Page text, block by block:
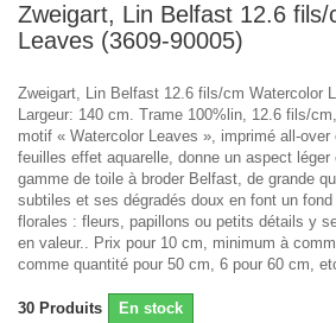
Zweigart, Lin Belfast 12.6
Leaves (3609-90005)
Zweigart, Lin Belfast 12.6 fils/cm Watercolor
Largeur: 140 cm. Trame 100%lin, 12.6 fils/
motif « Watercolor Leaves », imprimé all-
feuilles effet aquarelle, donne un aspect léger
gamme de toile à broder Belfast, de grande
subtiles et ses dégradés doux en font un
florales : fleurs, papillons ou petits détails y
en valeur.. Prix pour 10 cm, minimum à
comme quantité pour 50 cm, 6 pour 60 cm,
30 Produits En stock